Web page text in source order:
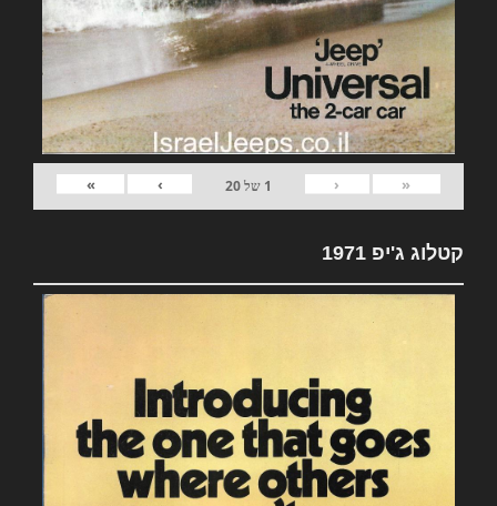
«
‹
1 של20
›
»
קטלוג ג'יפ 1971